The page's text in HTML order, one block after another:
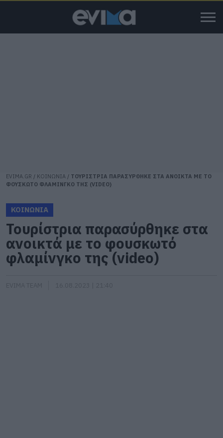
EVIMA.GR / ΚΟΙΝΩΝΙΑ / ΤΟΥΡΙΣΤΡΙΑ ΠΑΡΑΣΥΡΘΗΚΕ ΣΤΑ ΑΝΟΙΚΤΑ ΜΕ ΤΟ
ΦΟΥΣΚΩΤΟ ΦΛΑΜΙΝΓΚΟ ΤΗΣ (VIDEO)
ΚΟΙΝΩΝΙΑ
Τουρίστρια παρασύρθηκε στα
ανοικτά με το φουσκωτό
φλαμίνγκο της (video)